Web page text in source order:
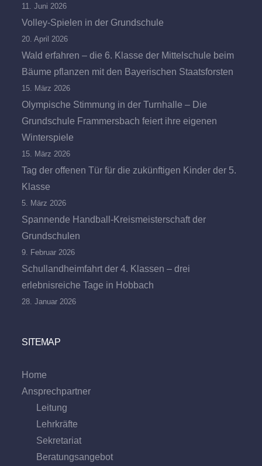
11. Juni 2026
Volley-Spielen in der Grundschule
20. April 2026
Wald erfahren – die 6. Klasse der Mittelschule beim
Bäume pflanzen mit den Bayerischen Staatsforsten
15. März 2026
Olympische Stimmung in der Turnhalle – Die
Grundschule Frammersbach feiert ihre eigenen
Winterspiele
15. März 2026
Tag der offenen Tür für die zukünftigen Kinder der 5.
Klasse
5. März 2026
Spannende Handball-Kreismeisterschaft der
Grundschulen
9. Februar 2026
Schullandheimfahrt der 4. Klassen – drei
erlebnisreiche Tage in Hobbach
28. Januar 2026
SITEMAP
Home
Ansprechpartner
Leitung
Lehrkräfte
Sekretariat
Beratungs­angebot